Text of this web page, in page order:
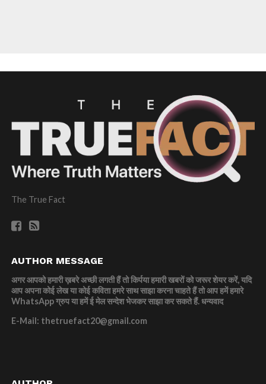
The True Fact
AUTHOR MESSAGE
अगर आपको हमारी ख़बरे अच्छी लगती हैं तो किर्पया हमारी खबरों को जरूर शेयर करें, यदि
आप अपना कोई लेख या कोई कविता हमरे साथ साझा करना चाहते हैं तो आप हमें हमारे
WhatsApp ग्रुप या हमें ई मेल सन्देश भेजकर साझा कर सकते हैं.धन्यवाद
E-Mail: thetruefact20@gmail.com